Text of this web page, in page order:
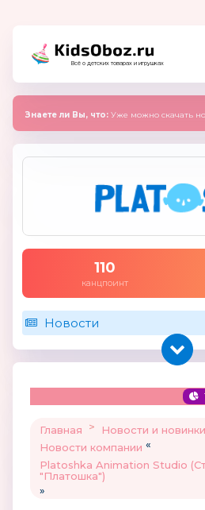
Всё о детских товарах и игрушках
Знаете ли Вы, что: Уже можно скачать новый
110
канцпоинт
Новости
Главная > Новости и новинки
Новости компании «
Platoshka Animation Studio
"Платошка")
»